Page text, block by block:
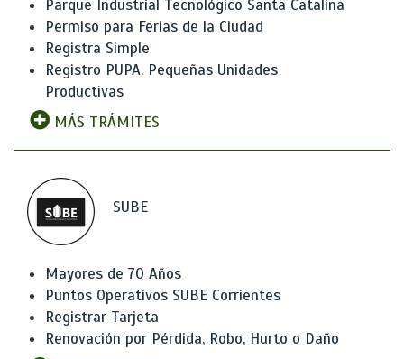
Parque Industrial Tecnológico Santa Catalina
Permiso para Ferias de la Ciudad
Registra Simple
Registro PUPA. Pequeñas Unidades
Productivas
MÁS TRÁMITES
SUBE
Mayores de 70 Años
Puntos Operativos SUBE Corrientes
Registrar Tarjeta
Renovación por Pérdida, Robo, Hurto o Daño